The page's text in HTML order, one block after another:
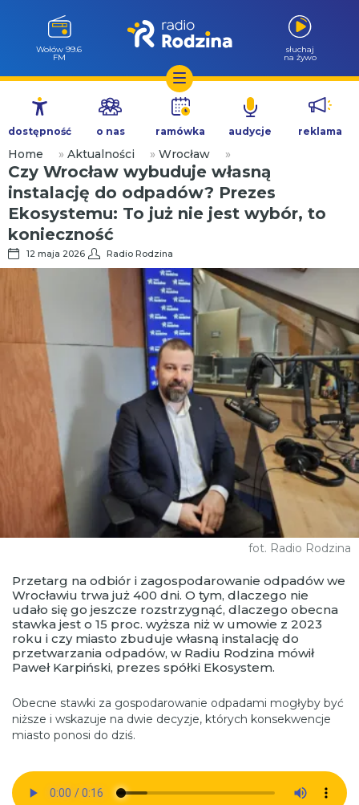
Przejdź
treści
Wołów 99.6
FM
słuchaj
na żywo
dostępność o nas ramówka audycje reklama
Home » Aktualności » Wrocław »
Czy Wrocław wybuduje własną
instalację do odpadów? Prezes
Ekosystemu: To już nie jest wybór, to
konieczność
12 maja 2026 Radio Rodzina
fot. Radio Rodzina
Przetarg na odbiór i zagospodarowanie odpadów we
Wrocławiu trwa już 400 dni. O tym, dlaczego nie
udało się go jeszcze rozstrzygnąć, dlaczego obecna
stawka jest o 15 proc. wyższa niż w umowie z 2023
roku i czy miasto zbuduje własną instalację do
przetwarzania odpadów, w Radiu Rodzina mówił
Paweł Karpiński, prezes spółki Ekosystem.
Obecne stawki za gospodarowanie odpadami mogłyby być
niższe i wskazuje na dwie decyzje, których konsekwencje
miasto ponosi do dziś.